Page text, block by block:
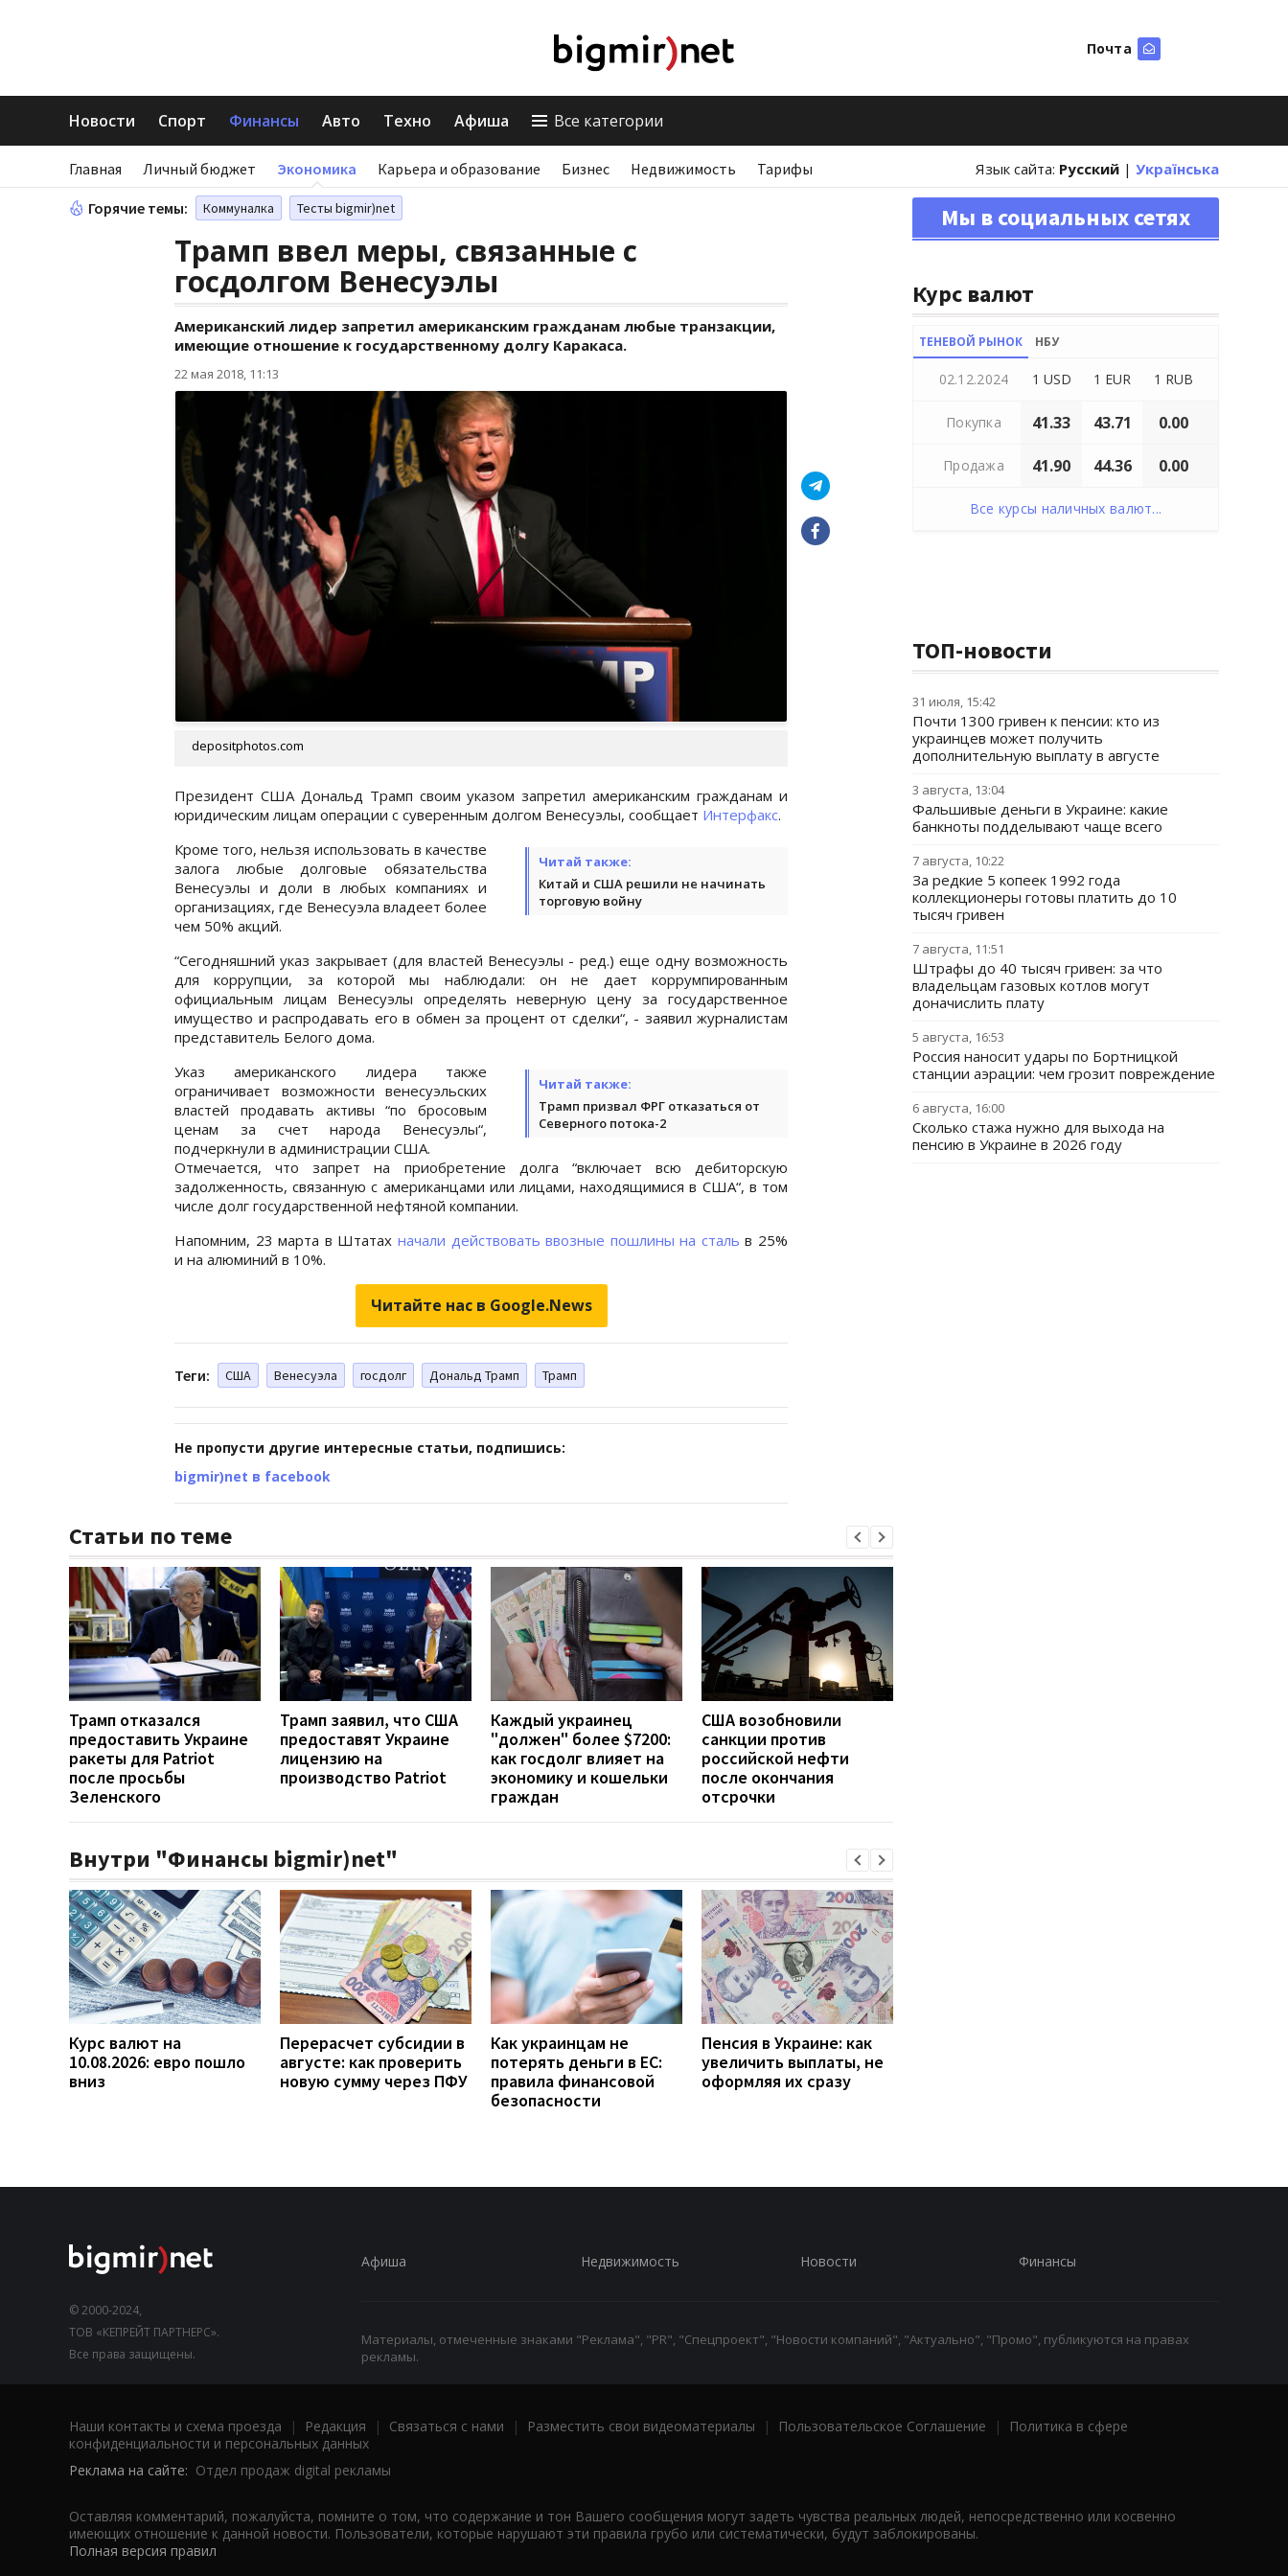
Почта
Новости Спорт Финансы Авто Техно Афиша Все категории
Главная Личный бюджет Экономика Карьера и образование Бизнес Недвижимость Тарифы Язык сайта: Русский | Українська
Горячие темы: Коммуналка Тесты bigmir)net
Трамп ввел меры, связанные с
госдолгом Венесуэлы
Американский лидер запретил американским гражданам любые транзакции,
имеющие отношение к государственному долгу Каракаса.
22 мая 2018, 11:13
depositphotos.com
Президент США Дональд Трамп своим указом запретил американским гражданам и
юридическим лицам операции с суверенным долгом Венесуэлы, сообщает Интерфакс.
Читай также:
Китай и США решили не начинать
торговую войну
Кроме того, нельзя использовать в качестве
залога любые долговые обязательства
Венесуэлы и доли в любых компаниях и
организациях, где Венесуэла владеет более
чем 50% акций.
“Сегодняшний указ закрывает (для властей Венесуэлы - ред.) еще одну возможность
для коррупции, за которой мы наблюдали: он не дает коррумпированным
официальным лицам Венесуэлы определять неверную цену за государственное
имущество и распродавать его в обмен за процент от сделки“, - заявил журналистам
представитель Белого дома.
Читай также:
Трамп призвал ФРГ отказаться от
Северного потока-2
Указ американского лидера также
ограничивает возможности венесуэльских
властей продавать активы “по бросовым
ценам за счет народа Венесуэлы“,
подчеркнули в администрации США.
Отмечается, что запрет на приобретение долга “включает всю дебиторскую
задолженность, связанную с американцами или лицами, находящимися в США“, в том
числе долг государственной нефтяной компании.
Напомним, 23 марта в Штатах начали действовать ввозные пошлины на сталь в 25%
и на алюминий в 10%.
Читайте нас в Google.News
Теги: США Венесуэла госдолг Дональд Трамп Трамп
Не пропусти другие интересные статьи, подпишись:
bigmir)net в facebook
Статьи по теме
Трамп отказался
предоставить Украине
ракеты для Patriot
после просьбы
Зеленского
Трамп заявил, что США
предоставят Украине
лицензию на
производство Patriot
Каждый украинец
"должен" более $7200:
как госдолг влияет на
экономику и кошельки
граждан
США возобновили
санкции против
российской нефти
после окончания
отсрочки
Внутри "Финансы bigmir)net"
Курс валют на
10.08.2026: евро пошло
вниз
Перерасчет субсидии в
августе: как проверить
новую сумму через ПФУ
Как украинцам не
потерять деньги в ЕС:
правила финансовой
безопасности
Пенсия в Украине: как
увеличить выплаты, не
оформляя их сразу
Мы в социальных сетях
Курс валют
ТЕНЕВОЙ РЫНОК НБУ
02.12.2024 1 USD 1 EUR 1 RUB
Покупка 41.33 43.71 0.00
Продажа 41.90 44.36 0.00
Все курсы наличных валют...
ТОП-новости
31 июля, 15:42
Почти 1300 гривен к пенсии: кто из
украинцев может получить
дополнительную выплату в августе
3 августа, 13:04
Фальшивые деньги в Украине: какие
банкноты подделывают чаще всего
7 августа, 10:22
За редкие 5 копеек 1992 года
коллекционеры готовы платить до 10
тысяч гривен
7 августа, 11:51
Штрафы до 40 тысяч гривен: за что
владельцам газовых котлов могут
доначислить плату
5 августа, 16:53
Россия наносит удары по Бортницкой
станции аэрации: чем грозит повреждение
6 августа, 16:00
Сколько стажа нужно для выхода на
пенсию в Украине в 2026 году
© 2000-2024,
ТОВ «КЕПРЕЙТ ПАРТНЕРС».
Все права защищены.
Афиша Недвижимость Новости Финансы
Материалы, отмеченные знаками "Реклама", "PR", "Спецпроект", "Новости компаний", "Актуально", "Промо", публикуются на правах
рекламы.
Наши контакты и схема проезда | Редакция | Связаться с нами | Разместить свои видеоматериалы | Пользовательское Соглашение |
Политика в сфере
конфиденциальности и персональных данных
Реклама на сайте: Отдел продаж digital рекламы
Оставляя комментарий, пожалуйста, помните о том, что содержание и тон Вашего сообщения могут задеть чувства реальных людей, непосредственно или косвенно
имеющих отношение к данной новости. Пользователи, которые нарушают эти правила грубо или систематически, будут заблокированы.
Полная версия правил